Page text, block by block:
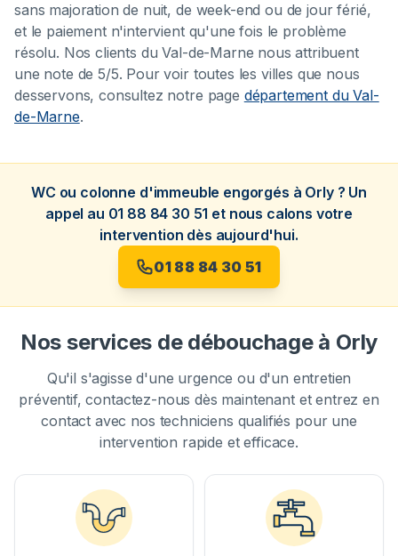
sans majoration de nuit, de week-end ou de jour férié,
et le paiement n'intervient qu'une fois le problème
résolu. Nos clients du Val-de-Marne nous attribuent
une note de 5/5. Pour voir toutes les villes que nous
desservons, consultez notre page département du Val-
de-Marne.
WC ou colonne d'immeuble engorgés à Orly ? Un
appel au 01 88 84 30 51 et nous calons votre
intervention dès aujourd'hui.
01 88 84 30 51
Nos services de débouchage à Orly
Qu'il s'agisse d'une urgence ou d'un entretien
préventif, contactez-nous dès maintenant et entrez en
contact avec nos techniciens qualifiés pour une
intervention rapide et efficace.